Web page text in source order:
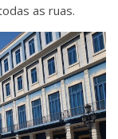
as ruas.